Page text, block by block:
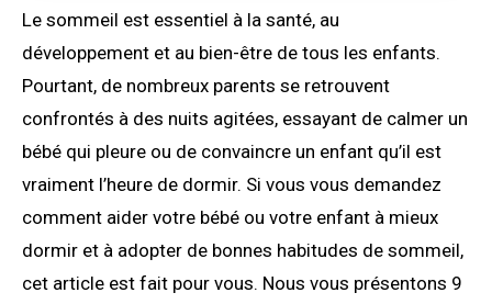
Le sommeil est essentiel à la santé, au
développement et au bien-être de tous les enfants.
Pourtant, de nombreux parents se retrouvent
confrontés à des nuits agitées, essayant de calmer un
bébé qui pleure ou de convaincre un enfant qu’il est
vraiment l’heure de dormir. Si vous vous demandez
comment aider votre bébé ou votre enfant à mieux
dormir et à adopter de bonnes habitudes de sommeil,
cet article est fait pour vous. Nous vous présentons 9